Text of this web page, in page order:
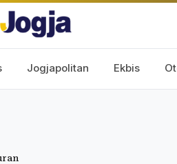
Jogjapolitan Ekbis